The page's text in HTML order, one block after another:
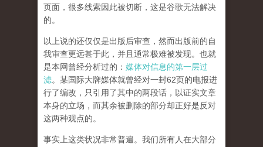
页面， 很多线索因此被切断，这是谷歌无法解决
的。
以上说的还仅仅是出版后审查，然而出版前的自
我审查更远甚于此，并且通常极难被发现。 也就
是本网曾经分析过的： 媒体对信息的第一层过
滤。某国际大牌媒体就曾经对一封62页的电报进
行了编改，只引用了其中的两段话，以证实文章
本身的立场，而其余被删除的部分却正好是反对
这两种观点的。
事实上这类状况非常普遍。我们所有人在大部分